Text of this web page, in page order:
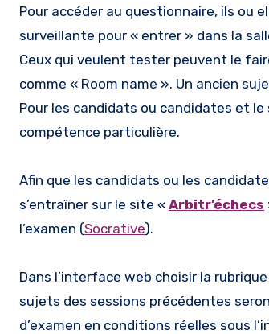
Pour accéder au questionnaire, ils ou
surveillante pour « entrer » dans la
Ceux qui veulent tester peuvent le
comme « Room name ». Un ancien
Pour les candidats ou candidates et
compétence particulière.
Afin que les candidats ou les
s’entraîner sur le site « Arbitr’échecs
l’examen (Socrative).
Dans l’interface web choisir la rubrique
sujets des sessions précédentes
d’examen en conditions réelles sous